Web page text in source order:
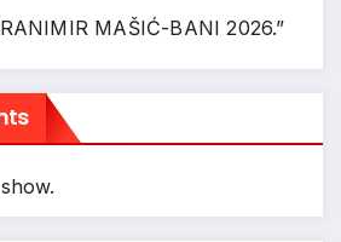
MAŠIĆ-BANI 2026.”